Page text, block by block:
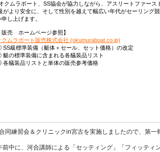
クムラボート、SS協会が協力しながら、アスリートファー
がより安全に、そして性別を越えて幅広い年代がセーリング
し上げます。
販売 ホームページ参照】
クムラボート販売株式会社 (okumuraboat.co.jp)
級標準装備（艇体＋セール、セット価格）の改定
備に含まれる各艤装品リスト
ストと単体の販売参考価格
同練習会＆クリニックin宮古を実施しましたので、第一